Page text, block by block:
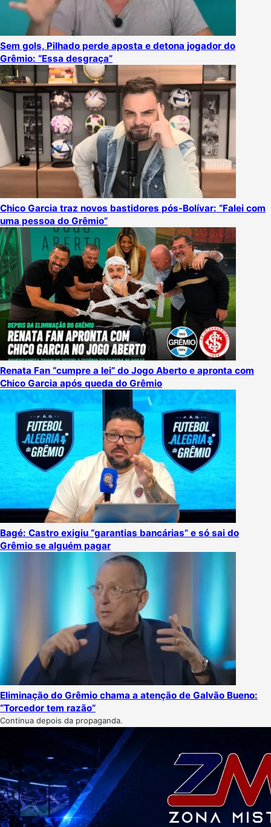
Sem gols, Pilhado perde aposta e detona jogador do
Grêmio: “Essa desgraça”
Chico Garcia traz novos bastidores pós-Bolívar: “Falei com
uma pessoa do Grêmio”
Renata Fan “cumpre a lei” do Jogo Aberto e apronta com
Chico Garcia após queda do Grêmio
Bagé: Castro exigiu “garantias bancárias” e só sai do
Grêmio se alguém pagar
Eliminação do Grêmio chama a atenção de Galvão Bueno:
“Torcedor tem razão”
Continua depois da propaganda.